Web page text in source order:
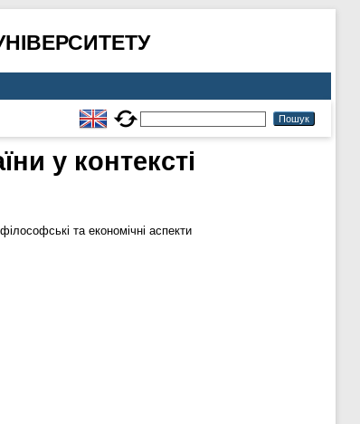
у контексті
та економічні аспекти